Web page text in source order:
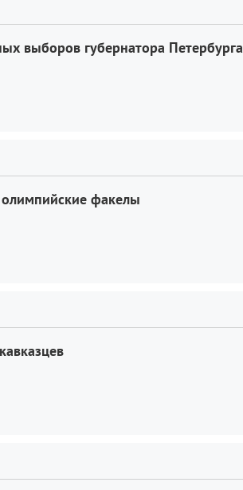
выборов губернатора Петербурга
олимпийские факелы